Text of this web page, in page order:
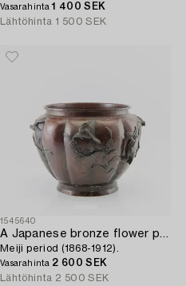
of the 19th century.
Vasarahinta1 400 SEK
Lähtöhinta 1 500 SEK
1545640
Meiji period (1868-1912).
Vasarahinta 2 600 SEK
Lähtöhinta 2 500 SEK